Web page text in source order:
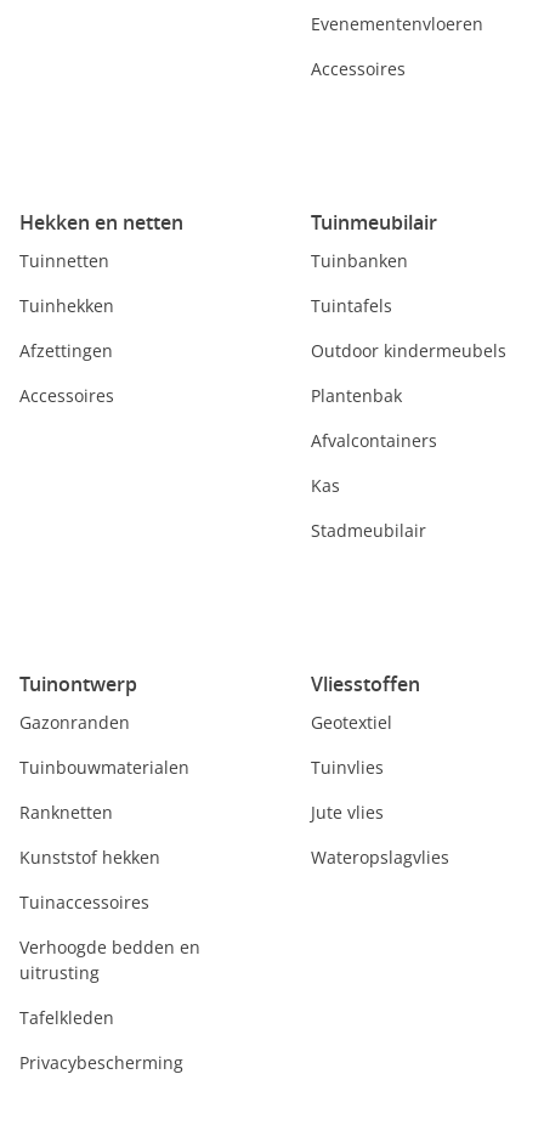
Evenementenvloeren
Accessoires
Hekken en netten
Tuinnetten
Tuinhekken
Afzettingen
Accessoires
Tuinmeubilair
Tuinbanken
Tuintafels
Outdoor kindermeubels
Plantenbak
Afvalcontainers
Kas
Stadmeubilair
Tuinontwerp
Gazonranden
Tuinbouwmaterialen
Ranknetten
Kunststof hekken
Tuinaccessoires
Verhoogde bedden en
uitrusting
Tafelkleden
Privacybescherming
Vliesstoffen
Geotextiel
Tuinvlies
Jute vlies
Wateropslagvlies